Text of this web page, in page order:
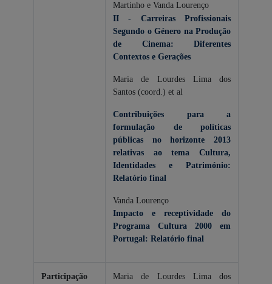
Martinho e Vanda Lourenço
II - Carreiras Profissionais
Segundo o Género na Produção
de Cinema: Diferentes
Contextos e Gerações
Maria de Lourdes Lima dos
Santos (coord.) et al
Contribuições para a
formulação de políticas
públicas no horizonte 2013
relativas ao tema Cultura,
Identidades e Património:
Relatório final
Vanda Lourenço
Impacto e receptividade do
Programa Cultura 2000 em
Portugal: Relatório final
Participação Maria de Lourdes Lima dos